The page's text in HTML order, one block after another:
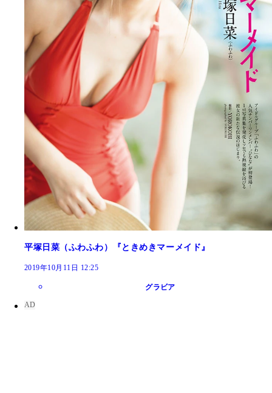
平塚日菜（ふわふわ）『ときめきマーメイド』
2019年10月11日 12:25
グラビア